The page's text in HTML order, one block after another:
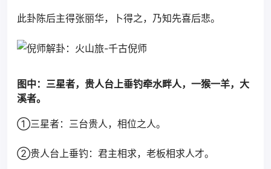
此卦陈后主得张丽华，卜得之，乃知先喜后悲。
图中：三星者，贵人台上垂钓牵水畔人，一猴一羊，大
溪者。
①三星者：三台贵人，相位之人。
②贵人台上垂钓：君主相求，老板相求人才。